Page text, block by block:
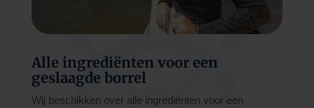
Alle ingrediënten voor een
geslaagde borrel
Wij beschikken over alle ingrediënten voor een